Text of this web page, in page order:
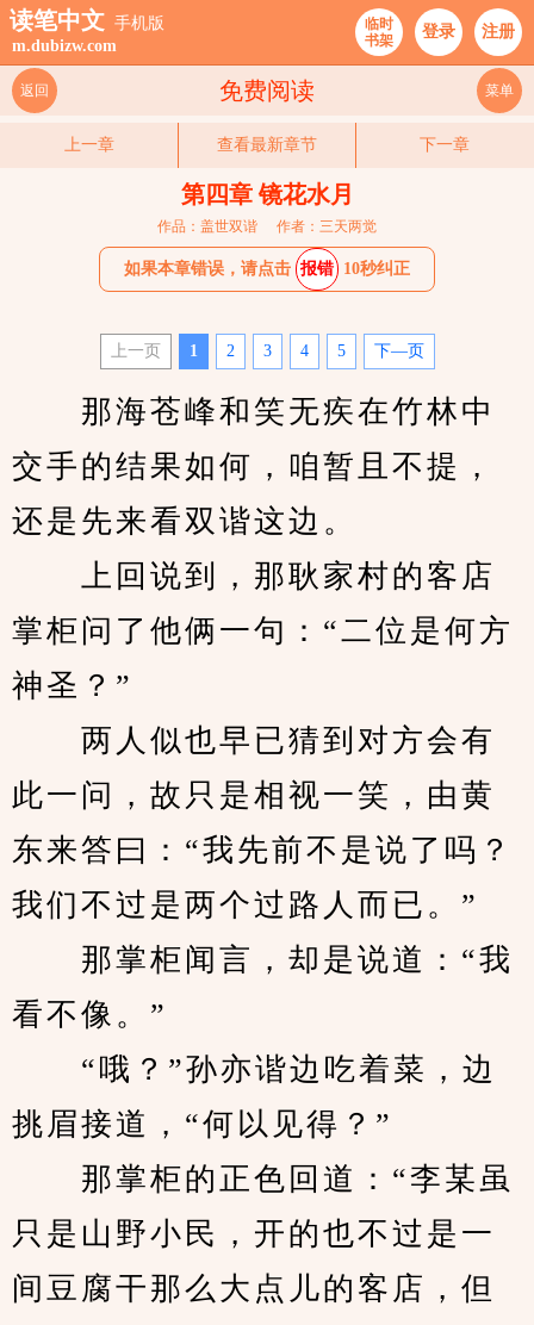
读笔中文 手机版
m.dubizw.com
临时
书架
登录 注册
免费阅读
返回 菜单
上一章 查看最新章节 下一章
第四章 镜花水月
作品：盖世双谐 作者：三天两觉
如果本章错误，请点击 报错 10秒纠正
上一页 1 2 3 4 5 下—页
那海苍峰和笑无疾在竹林中
交手的结果如何，咱暂且不提，
还是先来看双谐这边。
上回说到，那耿家村的客店
掌柜问了他俩一句：“二位是何方
神圣？”
两人似也早已猜到对方会有
此一问，故只是相视一笑，由黄
东来答曰：“我先前不是说了吗？
我们不过是两个过路人而已。”
那掌柜闻言，却是说道：“我
看不像。”
“哦？”孙亦谐边吃着菜，边
挑眉接道，“何以见得？”
那掌柜的正色回道：“李某虽
只是山野小民，开的也不过是一
间豆腐干那么大点儿的客店，但